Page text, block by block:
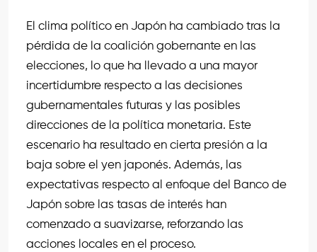
El clima político en Japón ha cambiado tras la
pérdida de la coalición gobernante en las
elecciones, lo que ha llevado a una mayor
incertidumbre respecto a las decisiones
gubernamentales futuras y las posibles
direcciones de la política monetaria. Este
escenario ha resultado en cierta presión a la
baja sobre el yen japonés. Además, las
expectativas respecto al enfoque del Banco de
Japón sobre las tasas de interés han
comenzado a suavizarse, reforzando las
acciones locales en el proceso.